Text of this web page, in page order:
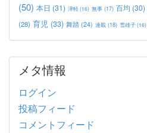
(50) 本日 (31) 津軽(16) 無事 (17) 百均 (30)
(28) 育児 (33) 舞踏 (24) 連載 (18) 雪雄子(16)
メタ情報
ログイン
投稿フィード
コメントフィード